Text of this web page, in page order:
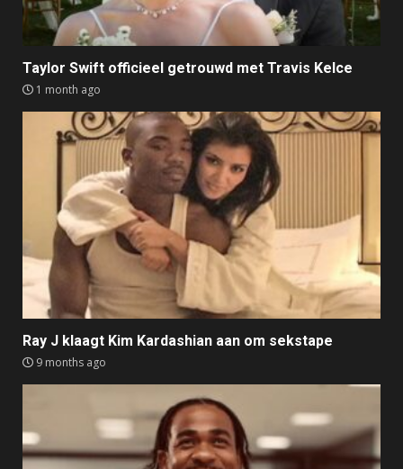
Taylor Swift officieel getrouwd met Travis Kelce
1 month ago
Ray J klaagt Kim Kardashian aan om sekstape
9 months ago